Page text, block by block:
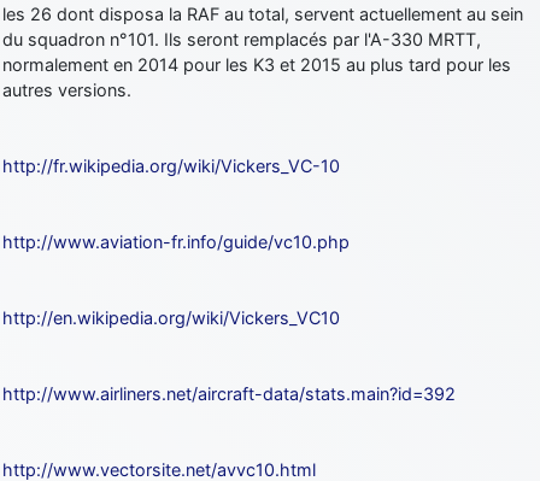
les 26 dont disposa la RAF au total, servent actuellement au sein
du squadron n°101. Ils seront remplacés par l'A-330 MRTT,
normalement en 2014 pour les K3 et 2015 au plus tard pour les
autres versions.
http://fr.wikipedia.org/wiki/Vickers_VC-10
http://www.aviation-fr.info/guide/vc10.php
http://en.wikipedia.org/wiki/Vickers_VC10
http://www.airliners.net/aircraft-data/stats.main?id=392
http://www.vectorsite.net/avvc10.html